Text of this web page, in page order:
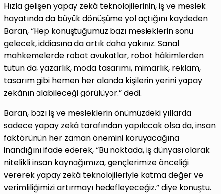
Hızla gelişen yapay zekâ teknolojilerinin, iş ve meslek
hayatında da büyük dönüşüme yol açtığını kaydeden
Baran, “Hep konuştuğumuz bazı mesleklerin sonu
gelecek, iddiasına da artık daha yakınız. Sanal
mahkemelerde robot avukatlar, robot hâkimlerden
tutun da, yazarlık, moda tasarımı, mimarlık, reklam,
tasarım gibi hemen her alanda kişilerin yerini yapay
zekânın alabileceği görülüyor.” dedi.
Baran, bazı iş ve mesleklerin önümüzdeki yıllarda
sadece yapay zekâ tarafından yapılacak olsa da, insan
faktörünün her zaman önemini koruyacağına
inandığını ifade ederek, “Bu noktada, iş dünyası olarak
nitelikli insan kaynağımıza, gençlerimize önceliği
vererek yapay zekâ teknolojileriyle katma değer ve
verimliliğimizi artırmayı hedefleyeceğiz.” diye konuştu.